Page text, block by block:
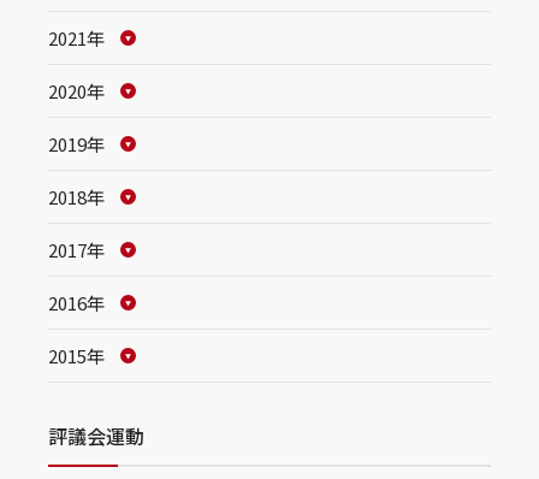
2021年
2020年
2019年
2018年
2017年
2016年
2015年
評議会運動